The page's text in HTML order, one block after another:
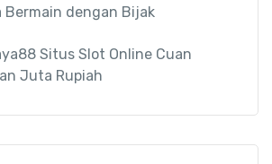
Bermain dengan Bijak
Situs Slot Online Cuan
Juta Rupiah